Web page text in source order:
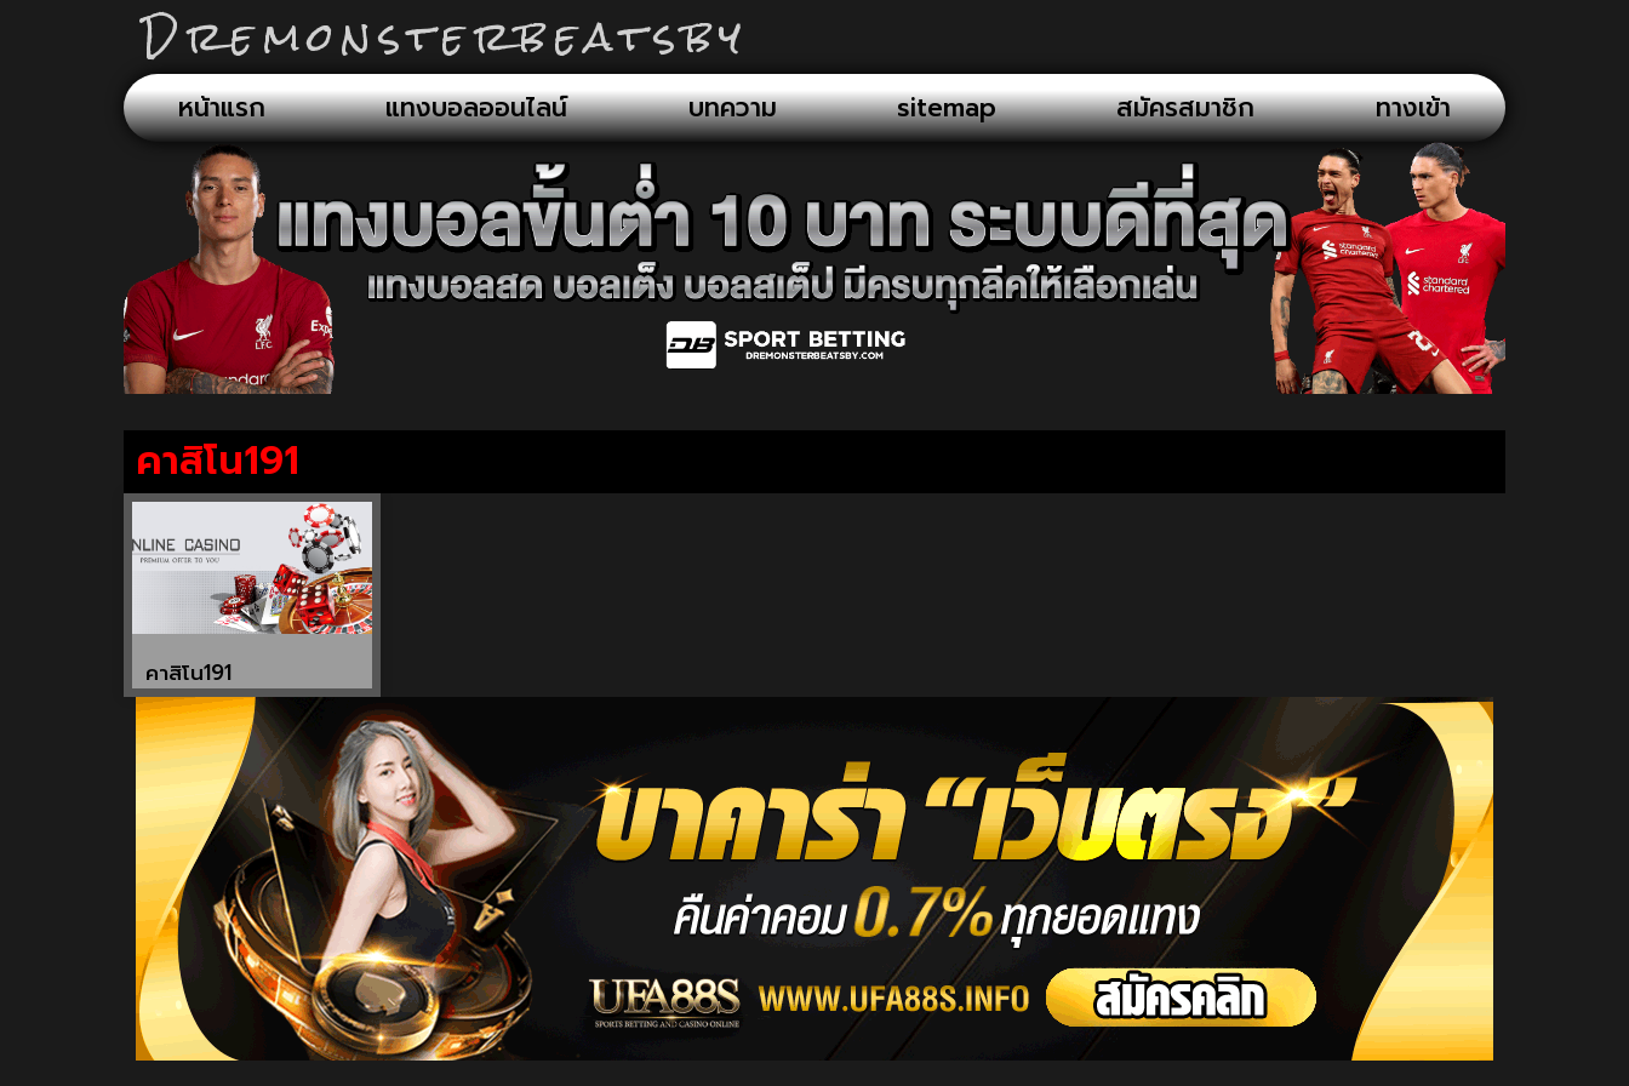
Dremonsterbeatsby
หน้าแรก แทงบอลออนไลน์ บทความ sitemap สมัครสมาชิก ทางเข้า
คาสิโน191
คาสิโน191